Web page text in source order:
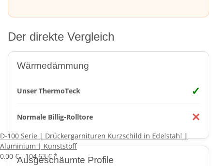
Der direkte Vergleich
Wärmedämmung
Unser ThermoTeck ✓
Normale Billig-Rolltore ✕
Ausgeschäumte Profile
D-100 Serie | Drückergarnituren Kurzschild in Edelstahl |
Aluminium | Kunststoff
0,00 € -104,63 €*